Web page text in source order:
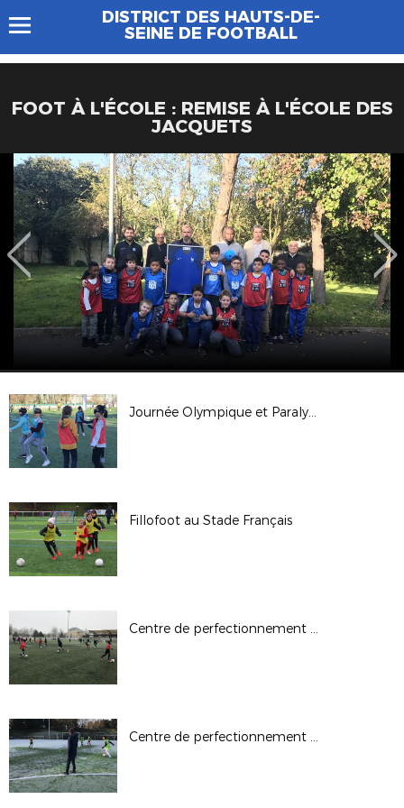
DISTRICT DES HAUTS-DE-
SEINE DE FOOTBALL
FOOT À L'ÉCOLE : REMISE À L'ÉCOLE DES
JACQUETS
Journée Olympique et Paralympique
Fillofoot au Stade Français
Centre de perfectionnement U13G du 26.01.2020
Centre de perfectionnement U13G du 19.01.2020